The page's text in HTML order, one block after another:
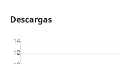
Descargas